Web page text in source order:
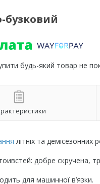
бузковий
будь-який товар не
літніх та демісезонних
добре скручена,
для машинної в’язки.